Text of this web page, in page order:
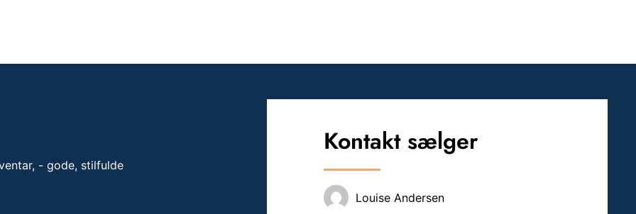
- gode, stilfulde
Kontakt sælger
Louise Andersen